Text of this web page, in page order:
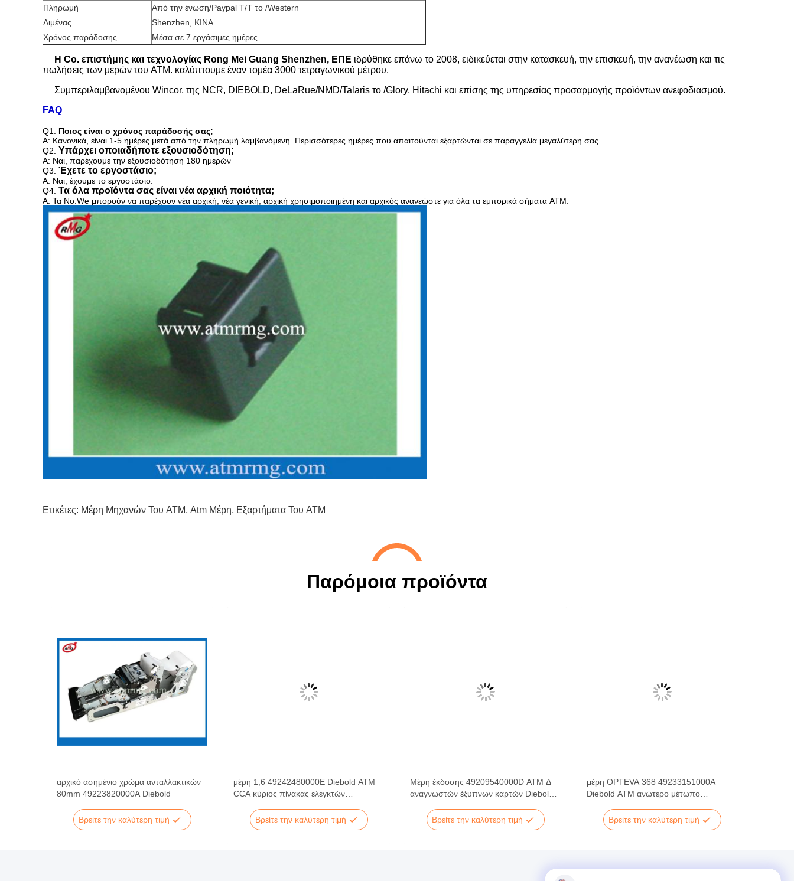
Πληρωμή
Από την ένωση/Paypal T/T το /Western
Λιμένας
Shenzhen, ΚΙΝΑ
Χρόνος παράδοσης
Μέσα σε 7 εργάσιμες ημέρες
Η Co. επιστήμης και τεχνολογίας Rong Mei Guang Shenzhen, ΕΠΕ ιδρύθηκε επάνω το 2008, ειδικεύεται στην κατασκευή, την επισκευή, την ανανέωση και τις
πωλήσεις των μερών του ATM. καλύπτουμε έναν τομέα 3000 τετραγωνικού μέτρου.
Συμπεριλαμβανομένου Wincor, της NCR, DIEBOLD, DeLaRue/NMD/Talaris το /Glory, Hitachi και επίσης της υπηρεσίας προσαρμογής προϊόντων ανεφοδιασμού.
FAQ
Q1. Ποιος είναι ο χρόνος παράδοσής σας;
Α: Κανονικά, είναι 1-5 ημέρες μετά από την πληρωμή λαμβανόμενη. Περισσότερες ημέρες που απαιτούνται εξαρτώνται σε παραγγελία μεγαλύτερη σας.
Q2. Υπάρχει οποιαδήποτε εξουσιοδότηση;
Α: Ναι, παρέχουμε την εξουσιοδότηση 180 ημερών
Q3. Έχετε το εργοστάσιο;
Α: Ναι, έχουμε το εργοστάσιο.
Q4. Τα όλα προϊόντα σας είναι νέα αρχική ποιότητα;
Α: Τα No.We μπορούν να παρέχουν νέα αρχική, νέα γενική, αρχική χρησιμοποιημένη και αρχικός ανανεώστε για όλα τα εμπορικά σήματα ATM.
Ετικέτες: Μέρη Μηχανών Του ATM, Atm Μέρη, Εξαρτήματα Του ATM
Παρόμοια προϊόντα
αρχικό ασημένιο χρώμα ανταλλακτικών
80mm 49223820000A Diebold
Βρείτε την καλύτερη τιμή
μέρη 1,6 49242480000E Diebold ATM
CCA κύριος πίνακας ελεγκτών
Βρείτε την καλύτερη τιμή
Μέρη έκδοσης 49209540000D ATM Δ
αναγνωστών έξυπνων καρτών Diebold
Βρείτε την καλύτερη τιμή
μέρη OPTEVA 368 49233151000A
Diebold ATM ανώτερο μέτωπο
Βρείτε την καλύτερη τιμή